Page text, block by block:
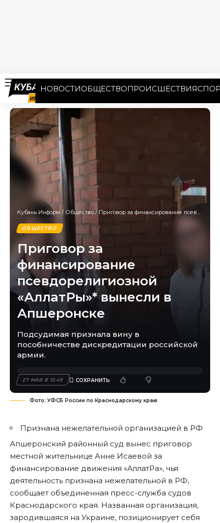
НОВОСТИОБЩЕСТВОПРОИСШЕСТВИЯ
Кубань Информ/ Общество/Приговор за финансирование псевдорелигиозной «АллатРы»* вынесли в Апшеронске
ОБЩЕСТВО
Приговор за
финансирование
псевдорелигиозной
«АллатРы»* вынесли в
Апшеронске
Подсудимая признала вину в
пособничестве дискредитации российской
армии.
27 МАЯ В 15:49
Фото: УФСБ России по Краснодарскому краю
Признана нежелательной организацией в РФ
Апшеронский районный суд вынес приговор
местной жительнице Анне Исаевой за
финансирование движения «АллатРа», чья
деятельность признана нежелательной в РФ,
сообщает объединенная пресс-служба судов
Краснодарского края. Названная организация,
зародившаяся на Украине, позиционирует себя